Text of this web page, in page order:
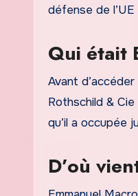
défense de
Qui était
Avant
Rothschild &
qu’il a occupée
D’où